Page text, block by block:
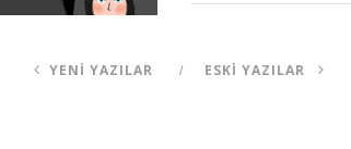
YENI YAZILAR ESKI YAZILAR